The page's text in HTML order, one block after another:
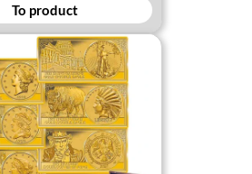
To product